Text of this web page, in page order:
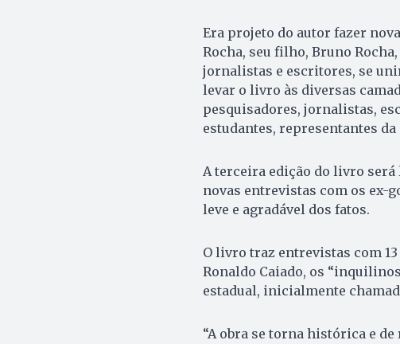
Era projeto do autor fazer
Rocha, seu filho, Bruno
jornalistas e escritores, se
levar o livro às diversas
pesquisadores, jornalistas,
estudantes, representantes
A terceira edição do livro será
novas entrevistas com os ex-
leve e agradável dos fatos.
O livro traz entrevistas com
Ronaldo Caiado, os
estadual, inicialmente
“A obra se torna histórica e